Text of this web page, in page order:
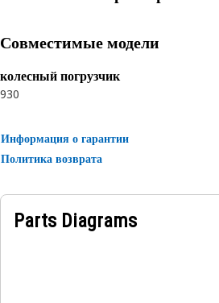
Совместимые модели
колесный погрузчик
930
Информация о гарантии
Политика возврата
Parts Diagrams